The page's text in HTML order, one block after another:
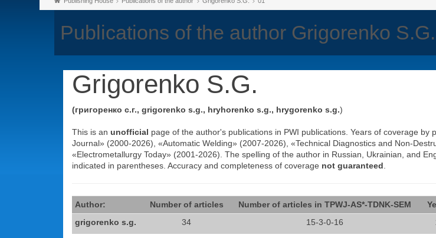
Publications of the author Grigorenko S.G.
Grigorenko S.G.
(григоренко с.г., grigorenko s.g., hryhorenko s.g., hrygorenko s.g.)
This is an unofficial page of the author's publications in PWI publications. Years of coverage by
Journal» (2000-2026), «Automatic Welding» (2007-2026), «Technical Diagnostics and Non-
«Electrometallurgy Today» (2001-2026). The spelling of the author in Russian, Ukrainian, and
indicated in parentheses. Accuracy and completeness of coverage not guaranteed
Author: Number of articles Number of articles in TPWJ-AS*-TDNK-SEM
grigorenko s.g.
34 15-3-0-16